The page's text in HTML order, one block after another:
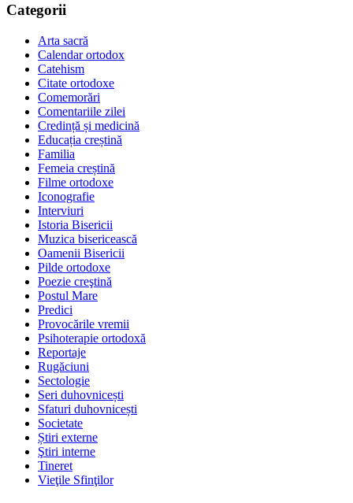
Categorii
Arta sacră
Calendar ortodox
Catehism
Citate ortodoxe
Comemorări
Comentariile zilei
Credință și medicină
Educația creștină
Familia
Femeia creștină
Filme ortodoxe
Iconografie
Interviuri
Istoria Bisericii
Muzica bisericească
Oamenii Bisericii
Pilde ortodoxe
Poezie creştină
Postul Mare
Predici
Provocările vremii
Psihoterapie ortodoxă
Reportaje
Rugăciuni
Sectologie
Seri duhovnicești
Sfaturi duhovnicești
Societate
Știri externe
Ştiri interne
Tineret
Vieţile Sfinţilor